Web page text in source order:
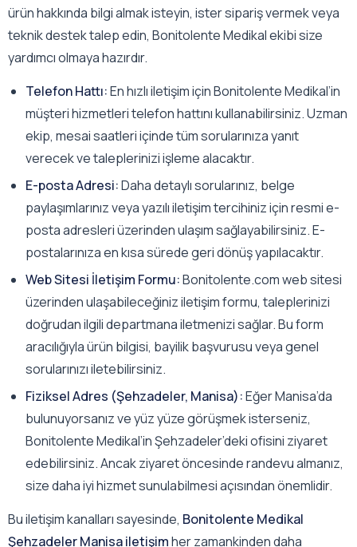
ürün hakkında bilgi almak isteyin, ister sipariş vermek veya
teknik destek talep edin, Bonitolente Medikal ekibi size
yardımcı olmaya hazırdır.
Telefon Hattı:En hızlı iletişim için Bonitolente Medikal’in
müşteri hizmetleri telefon hattını kullanabilirsiniz. Uzman
ekip, mesai saatleri içinde tüm sorularınıza yanıt
verecek ve taleplerinizi işleme alacaktır.
E-posta Adresi:Daha detaylı sorularınız, belge
paylaşımlarınız veya yazılı iletişim tercihiniz için resmi e-
posta adresleri üzerinden ulaşım sağlayabilirsiniz. E-
postalarınıza en kısa sürede geri dönüş yapılacaktır.
Web Sitesi İletişim Formu:Bonitolente.com web sitesi
üzerinden ulaşabileceğiniz iletişim formu, taleplerinizi
doğrudan ilgili departmana iletmenizi sağlar. Bu form
aracılığıyla ürün bilgisi, bayilik başvurusu veya genel
sorularınızı iletebilirsiniz.
Fiziksel Adres (Şehzadeler, Manisa):Eğer Manisa’da
bulunuyorsanız ve yüz yüze görüşmek isterseniz,
Bonitolente Medikal’in Şehzadeler’deki ofisini ziyaret
edebilirsiniz. Ancak ziyaret öncesinde randevu almanız,
size daha iyi hizmet sunulabilmesi açısından önemlidir.
Bu iletişim kanalları sayesinde, Bonitolente Medikal
Şehzadeler Manisa iletişimher zamankinden daha